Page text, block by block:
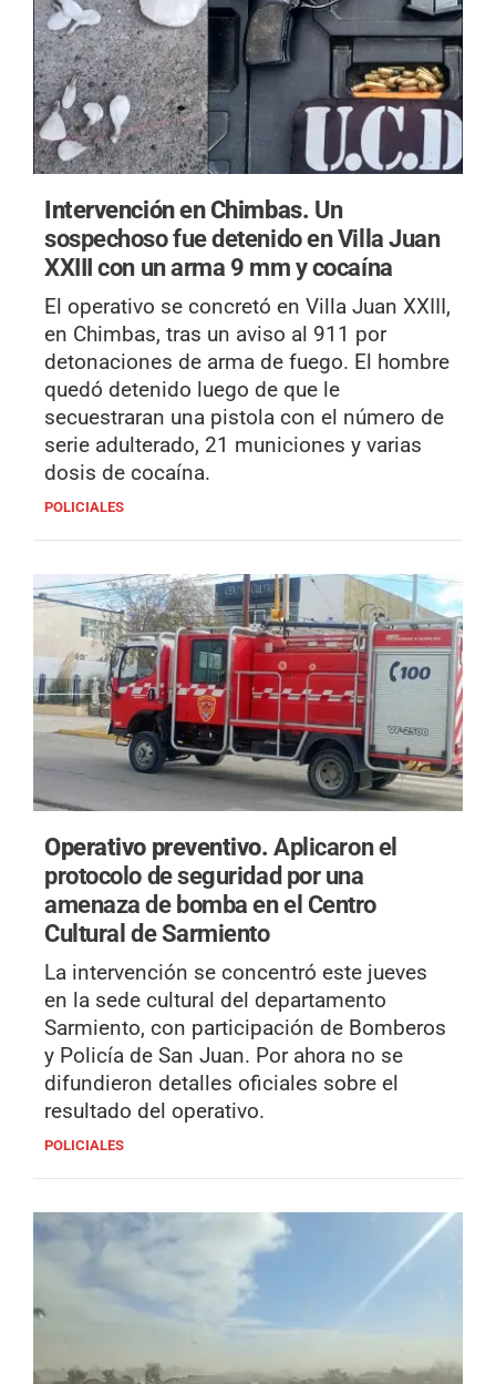
Intervención en Chimbas. Un
sospechoso fue detenido en Villa Juan
XXIII con un arma 9 mm y cocaína
El operativo se concretó en Villa Juan XXIII,
en Chimbas, tras un aviso al 911 por
detonaciones de arma de fuego. El hombre
quedó detenido luego de que le
secuestraran una pistola con el número de
serie adulterado, 21 municiones y varias
dosis de cocaína.
POLICIALES
Operativo preventivo.Aplicaron el
protocolo de seguridad por una
amenaza de bomba en el Centro
Cultural de Sarmiento
La intervención se concentró este jueves
en la sede cultural del departamento
Sarmiento, con participación de Bomberos
y Policía de San Juan. Por ahora no se
difundieron detalles oficiales sobre el
resultado del operativo.
POLICIALES